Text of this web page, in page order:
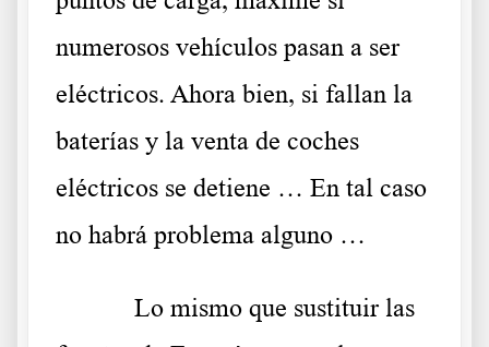
numerosos vehículos pasan a ser
eléctricos. Ahora bien, si fallan la
baterías y la venta de coches
eléctricos se detiene … En tal caso
no habrá problema alguno …
Lo mismo que sustituir las